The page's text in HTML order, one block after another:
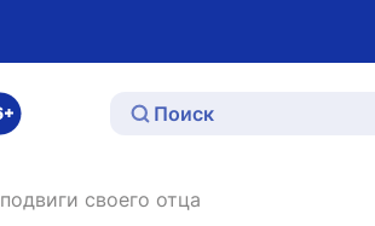
своего отца